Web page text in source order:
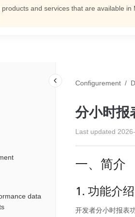
and services that are available
Center
data
Configurement /
分小时报
Last updated
一、简介
1. 功能介绍
开发者分小时报表